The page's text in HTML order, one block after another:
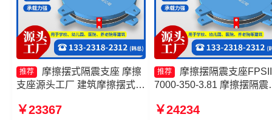
推荐
摩擦摆式隔震支座 摩擦
支座源头工厂 建筑摩擦摆式隔
4000-300-3.48生产厂家
￥23367
推荐
摩擦摆隔震支座
7000-350-3.81 摩擦摆隔震
厂家 建筑摩擦摆式隔震支
￥24234